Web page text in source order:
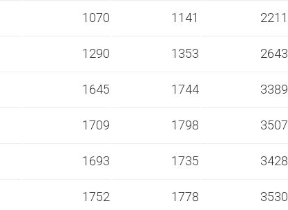
1070 1141 2211
1290 1353 2643
1645 1744 3389
1709 1798 3507
1693 1735 3428
1752 1778 3530